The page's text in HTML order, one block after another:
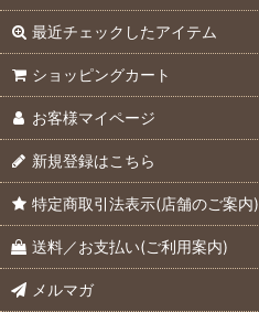
最近チェックしたアイテム
ショッピングカート
お客様マイページ
新規登録はこちら
特定商取引法表示(店舗のご案内)
送料／お支払い(ご利用案内)
メルマガ